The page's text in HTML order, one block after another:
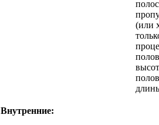
(или
Внутренние: